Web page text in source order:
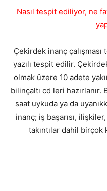
Nasıl tespit ediliyor, ne
Çekirdek inanç
yazılı tespit edilir.
olmak üzere 10 adete
bilinçaltı cd leri
saat uykuda ya da
inanç; iş başarısı,
takıntılar dahil birçok